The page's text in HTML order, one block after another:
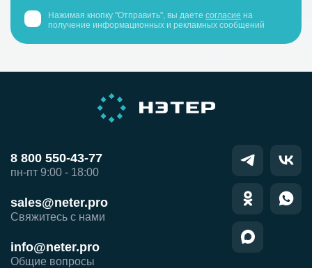
Нажимая кнопку "Отправить", вы даете согласие на
получение информационных и рекламных сообщений
8 800 550-43-77
пн-пт 9:00 - 18:00
sales@neter.pro
Свяжитесь с нами
info@neter.pro
Общие вопросы